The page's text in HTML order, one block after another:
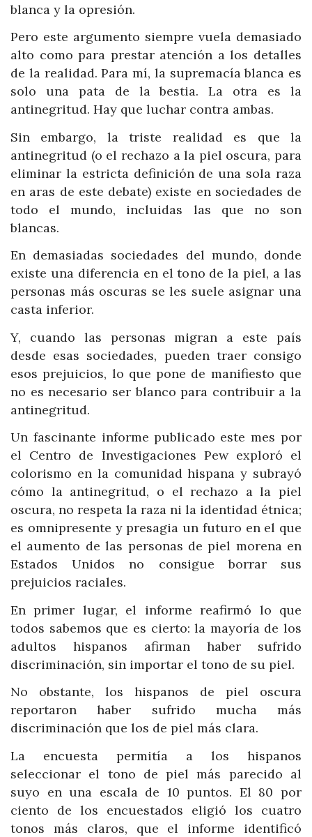
blanca y la opresión.
Pero este argumento siempre vuela demasiado
alto como para prestar atención a los detalles
de la realidad. Para mí, la supremacía blanca es
solo una pata de la bestia. La otra es la
antinegritud. Hay que luchar contra ambas.
Sin embargo, la triste realidad es que la
antinegritud (o el rechazo a la piel oscura, para
eliminar la estricta definición de una sola raza
en aras de este debate) existe en sociedades de
todo el mundo, incluidas las que no son
blancas.
En demasiadas sociedades del mundo, donde
existe una diferencia en el tono de la piel, a las
personas más oscuras se les suele asignar una
casta inferior.
Y, cuando las personas migran a este país
desde esas sociedades, pueden traer consigo
esos prejuicios, lo que pone de manifiesto que
no es necesario ser blanco para contribuir a la
antinegritud.
Un fascinante informe publicado este mes por
el Centro de Investigaciones Pew exploró el
colorismo en la comunidad hispana y subrayó
cómo la antinegritud, o el rechazo a la piel
oscura, no respeta la raza ni la identidad étnica;
es omnipresente y presagia un futuro en el que
el aumento de las personas de piel morena en
Estados Unidos no consigue borrar sus
prejuicios raciales.
En primer lugar, el informe reafirmó lo que
todos sabemos que es cierto: la mayoría de los
adultos hispanos afirman haber sufrido
discriminación, sin importar el tono de su piel.
No obstante, los hispanos de piel oscura
reportaron haber sufrido mucha más
discriminación que los de piel más clara.
La encuesta permitía a los hispanos
seleccionar el tono de piel más parecido al
suyo en una escala de 10 puntos. El 80 por
ciento de los encuestados eligió los cuatro
tonos más claros, que el informe identificó